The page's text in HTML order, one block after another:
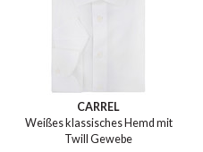
CARREL
Weißes klassisches Hemd mit
Twill Gewebe